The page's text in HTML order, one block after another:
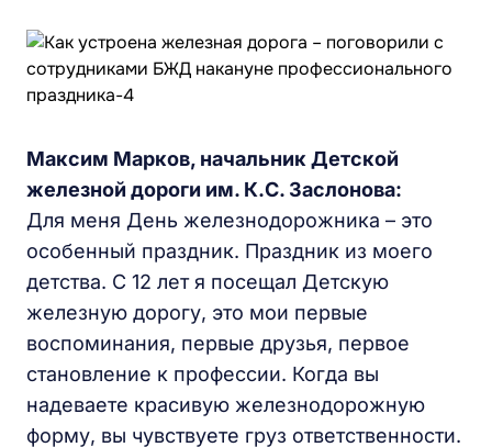
Максим Марков, начальник Детской
железной дороги им. К.С. Заслонова:
Для меня День железнодорожника – это
особенный праздник. Праздник из моего
детства. С 12 лет я посещал Детскую
железную дорогу, это мои первые
воспоминания, первые друзья, первое
становление к профессии. Когда вы
надеваете красивую железнодорожную
форму, вы чувствуете груз ответственности.